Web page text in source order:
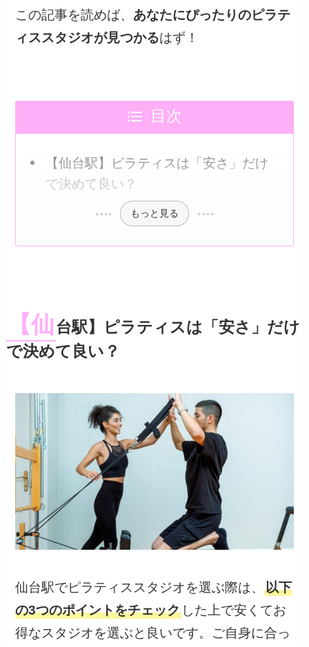
この記事を読めば、 あなたにぴったりのピラテ
ィススタジオが見つかるはず！
目次
【仙台駅】ピラティスは「安さ」だけ
で決めて良い？
もっと見る
【仙 台駅】ピラティスは「安さ」だけ
で決めて良い？
仙台駅でピラティススタジオを選ぶ際は、以下
の3つのポイントをチェック した上で安くてお
得なスタジオを選ぶと良いです。ご自身に合っ